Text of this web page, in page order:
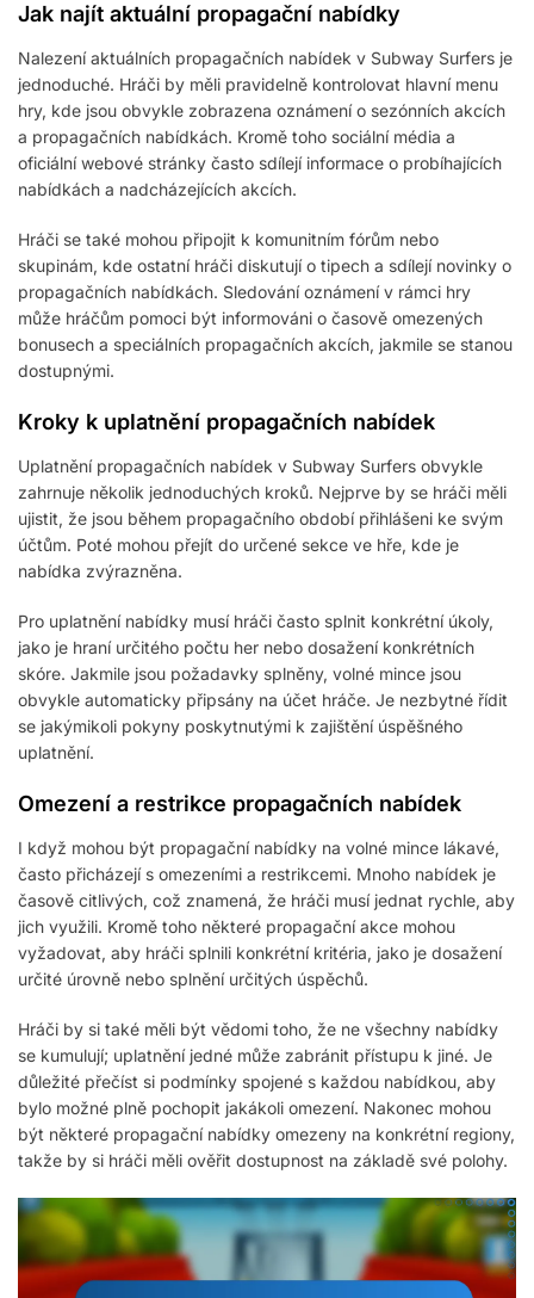
Jak najít aktuální propagační nabídky
Nalezení aktuálních propagačních nabídek v Subway Surfers je
jednoduché. Hráči by měli pravidelně kontrolovat hlavní menu
hry, kde jsou obvykle zobrazena oznámení o sezónních akcích
a propagačních nabídkách. Kromě toho sociální média a
oficiální webové stránky často sdílejí informace o probíhajících
nabídkách a nadcházejících akcích.
Hráči se také mohou připojit k komunitním fórům nebo
skupinám, kde ostatní hráči diskutují o tipech a sdílejí novinky o
propagačních nabídkách. Sledování oznámení v rámci hry
může hráčům pomoci být informováni o časově omezených
bonusech a speciálních propagačních akcích, jakmile se stanou
dostupnými.
Kroky k uplatnění propagačních nabídek
Uplatnění propagačních nabídek v Subway Surfers obvykle
zahrnuje několik jednoduchých kroků. Nejprve by se hráči měli
ujistit, že jsou během propagačního období přihlášeni ke svým
účtům. Poté mohou přejít do určené sekce ve hře, kde je
nabídka zvýrazněna.
Pro uplatnění nabídky musí hráči často splnit konkrétní úkoly,
jako je hraní určitého počtu her nebo dosažení konkrétních
skóre. Jakmile jsou požadavky splněny, volné mince jsou
obvykle automaticky připsány na účet hráče. Je nezbytné řídit
se jakýmikoli pokyny poskytnutými k zajištění úspěšného
uplatnění.
Omezení a restrikce propagačních nabídek
I když mohou být propagační nabídky na volné mince lákavé,
často přicházejí s omezeními a restrikcemi. Mnoho nabídek je
časově citlivých, což znamená, že hráči musí jednat rychle, aby
jich využili. Kromě toho některé propagační akce mohou
vyžadovat, aby hráči splnili konkrétní kritéria, jako je dosažení
určité úrovně nebo splnění určitých úspěchů.
Hráči by si také měli být vědomi toho, že ne všechny nabídky
se kumulují; uplatnění jedné může zabránit přístupu k jiné. Je
důležité přečíst si podmínky spojené s každou nabídkou, aby
bylo možné plně pochopit jakákoli omezení. Nakonec mohou
být některé propagační nabídky omezeny na konkrétní regiony,
takže by si hráči měli ověřit dostupnost na základě své polohy.